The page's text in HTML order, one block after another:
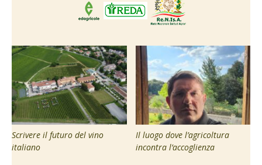
Scrivere il futuro del vino
italiano
Il luogo dove l’agricoltura
incontra l’accoglienza